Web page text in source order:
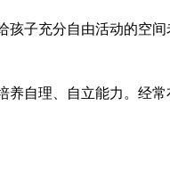
孩子充分自由活动的空
养自理、自立能力。经